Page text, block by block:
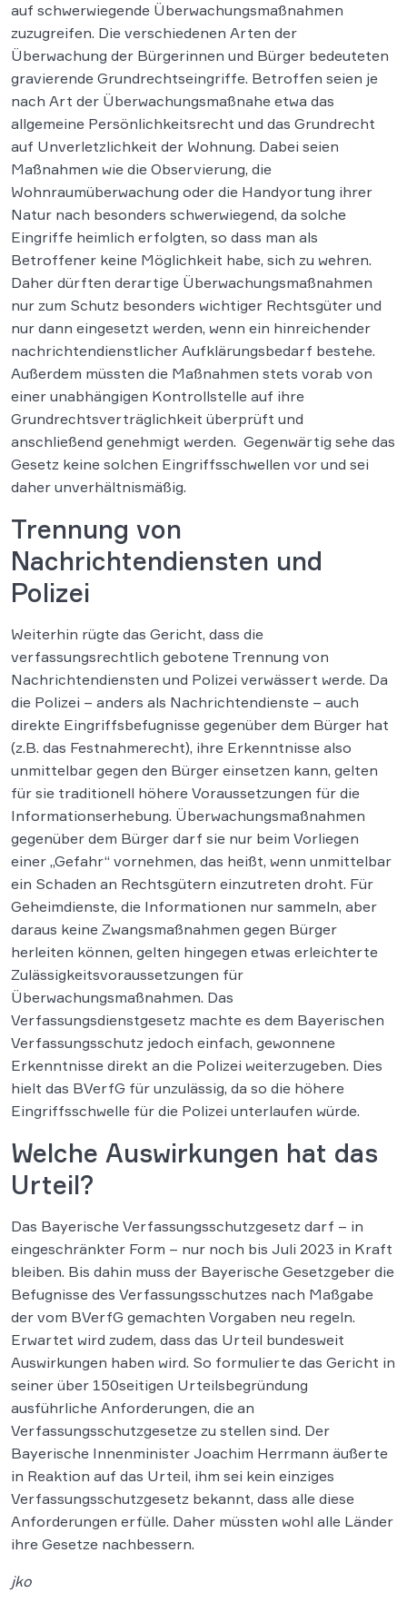
auf schwerwiegende Überwachungsmaßnahmen
zuzugreifen. Die verschiedenen Arten der
Überwachung der Bürgerinnen und Bürger bedeuteten
gravierende Grundrechtseingriffe. Betroffen seien je
nach Art der Überwachungsmaßnahe etwa das
allgemeine Persönlichkeitsrecht und das Grundrecht
auf Unverletzlichkeit der Wohnung. Dabei seien
Maßnahmen wie die Observierung, die
Wohnraumüberwachung oder die Handyortung ihrer
Natur nach besonders schwerwiegend, da solche
Eingriffe heimlich erfolgten, so dass man als
Betroffener keine Möglichkeit habe, sich zu wehren.
Daher dürften derartige Überwachungsmaßnahmen
nur zum Schutz besonders wichtiger Rechtsgüter und
nur dann eingesetzt werden, wenn ein hinreichender
nachrichtendienstlicher Aufklärungsbedarf bestehe.
Außerdem müssten die Maßnahmen stets vorab von
einer unabhängigen Kontrollstelle auf ihre
Grundrechtsverträglichkeit überprüft und
anschließend genehmigt werden. Gegenwärtig sehe das
Gesetz keine solchen Eingriffsschwellen vor und sei
daher unverhältnismäßig.
Trennung von
Nachrichtendiensten und
Polizei
Weiterhin rügte das Gericht, dass die
verfassungsrechtlich gebotene Trennung von
Nachrichtendiensten und Polizei verwässert werde. Da
die Polizei – anders als Nachrichtendienste – auch
direkte Eingriffsbefugnisse gegenüber dem Bürger hat
(z.B. das Festnahmerecht), ihre Erkenntnisse also
unmittelbar gegen den Bürger einsetzen kann, gelten
für sie traditionell höhere Voraussetzungen für die
Informationserhebung. Überwachungsmaßnahmen
gegenüber dem Bürger darf sie nur beim Vorliegen
einer „Gefahr“ vornehmen, das heißt, wenn unmittelbar
ein Schaden an Rechtsgütern einzutreten droht. Für
Geheimdienste, die Informationen nur sammeln, aber
daraus keine Zwangsmaßnahmen gegen Bürger
herleiten können, gelten hingegen etwas erleichterte
Zulässigkeitsvoraussetzungen für
Überwachungsmaßnahmen. Das
Verfassungsdienstgesetz machte es dem Bayerischen
Verfassungsschutz jedoch einfach, gewonnene
Erkenntnisse direkt an die Polizei weiterzugeben. Dies
hielt das BVerfG für unzulässig, da so die höhere
Eingriffsschwelle für die Polizei unterlaufen würde.
Welche Auswirkungen hat das
Urteil?
Das Bayerische Verfassungsschutzgesetz darf – in
eingeschränkter Form – nur noch bis Juli 2023 in Kraft
bleiben. Bis dahin muss der Bayerische Gesetzgeber die
Befugnisse des Verfassungsschutzes nach Maßgabe
der vom BVerfG gemachten Vorgaben neu regeln.
Erwartet wird zudem, dass das Urteil bundesweit
Auswirkungen haben wird. So formulierte das Gericht in
seiner über 150seitigen Urteilsbegründung
ausführliche Anforderungen, die an
Verfassungsschutzgesetze zu stellen sind. Der
Bayerische Innenminister Joachim Herrmann äußerte
in Reaktion auf das Urteil, ihm sei kein einziges
Verfassungsschutzgesetz bekannt, dass alle diese
Anforderungen erfülle. Daher müssten wohl alle Länder
ihre Gesetze nachbessern.
jko